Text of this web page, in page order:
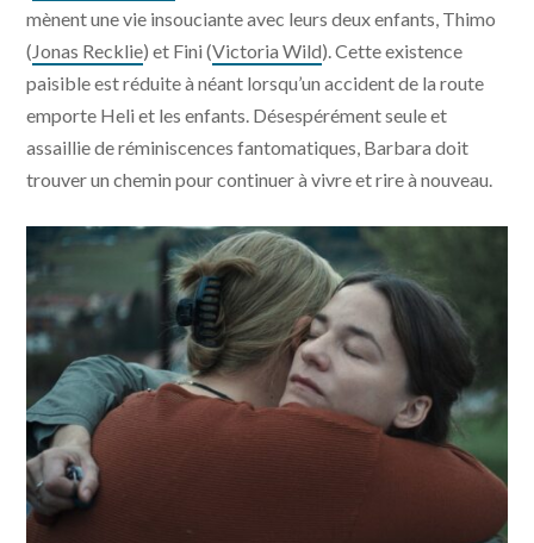
mènent une vie insouciante avec leurs deux enfants, Thimo
(Jonas Recklie) et Fini (Victoria Wild). Cette existence
paisible est réduite à néant lorsqu’un accident de la route
emporte Heli et les enfants. Désespérément seule et
assaillie de réminiscences fantomatiques, Barbara doit
trouver un chemin pour continuer à vivre et rire à nouveau.